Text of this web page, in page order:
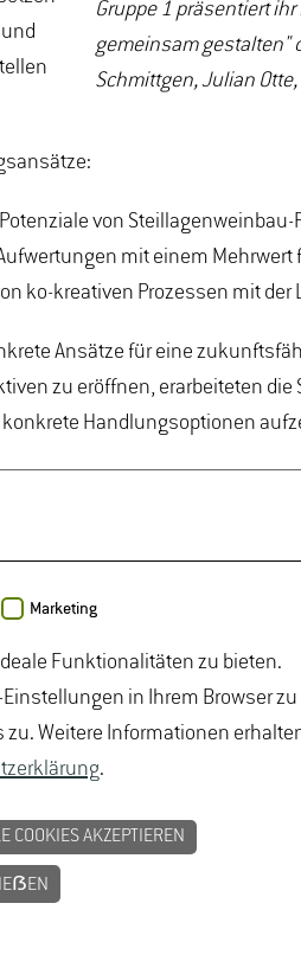
Gruppe 1 präsentiert
gemeinsam gestalten"
Schmittgen, Julian
von
mit einem
ko-kreativen Prozessen mit der
Ansätze für eine
zu eröffnen, erarbeiteten
Handlungsoptionen
Naturschutz
Marketing
Funktionalitäten zu bieten.
in Ihrem Browser zu
zu. Weitere Informationen
.
COOKIES AKZEPTIEREN